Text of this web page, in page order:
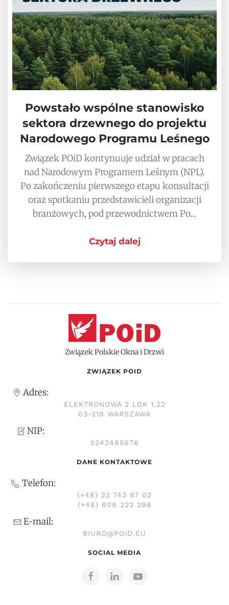
Powstało wspólne stanowisko
sektora drzewnego do projektu
Narodowego Programu Leśnego
Związek POiD kontynuuje udział w pracach
nad Narodowym Programem Leśnym (NPL).
Po zakończeniu pierwszego etapu konsultacji
oraz spotkaniu przedstawicieli organizacji
branżowych, pod przewodnictwem Po…
Czytaj dalej
Związek Polskie Okna i Drzwi
ZWIĄZEK POID
Adres:
ELEKTRONOWA 2 LOK 1.22
03-219 WARSZAWA
NIP:
5242485676
DANE KONTAKTOWE
Telefon:
(+48) 22 743 87 02
(+48) 608 222 296
E-mail:
BIURO@POID.EU
SOCIAL MEDIA